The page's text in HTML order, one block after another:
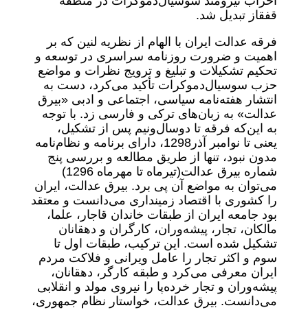
قفقاز تبدیل شد.
فرقه عدالت ایران با الهام از نظریه لنین که بر
اهمیت و ضرورت روزنامه سراسری در توسعه و
تحکیم تشکیلات و تبلیغ و ترویج نظرات و مواضع
حزب سوسیال‌دموکرات تأکید می‌کرد، دست به
انتشار هفته‌نامه سیاسی، اجتماعی و ادبی «بیرق
عدالت» به زبان‌های ترکی و فارسی زد. با توجه
به این‌که فرقه تا دو‌سال‌و‌نیم پس از تشکیل،
یعنی تا نوامبر آذر1298، دارای برنامه و نظام‌نامه
مدون نبود، تنها از طریق مطالعه و بررسی پنج
شماره بیرق عدالت‌(تیرماه تا مهرماه 1296)
می‌توان به مواضع آن پی برد. بیرق عدالت، ایران
را کشوری با اقتصاد زمینداری می‌دانست و معتقد
بود جامعه ایران از طبقات خاندان قاجار، علما،
مالکان، تجار، پیشه‌وران، کارگران و دهقانان
تشکیل شده است. این ترکیب، طبقات اول تا
سوم و اکثر تجار را عامل ویرانی و فلاکت مردم
ایران معرفی می‌کرد و طبقه کارگر، دهقانان،
پیشه‌وران و تجار خرده‌پا را نیروی مولد و انقلابی
می‌دانست. بیرق عدالت، خواستار نظام جمهوری،